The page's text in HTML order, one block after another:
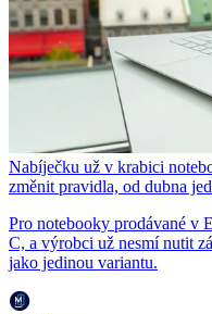
Nabíječku už v krabici
změnit pravidla, od dubna
Pro notebooky prodávané v
C, a výrobci už nesmí nutit
jako jedinou variantu.